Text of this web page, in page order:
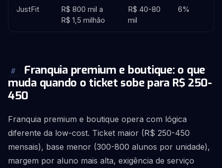
JustFit
R$ 800 mil a
R$ 1,5 milhão
R$ 40-80
mil
6%
#
Franquia premium e boutique: o que
muda quando o ticket sobe para R$ 250-
450
Franquia premium e boutique opera com lógica
diferente da low-cost. Ticket maior (R$ 250-450
mensais), base menor (300-800 alunos por unidade),
margem por aluno mais alta, exigência de serviço